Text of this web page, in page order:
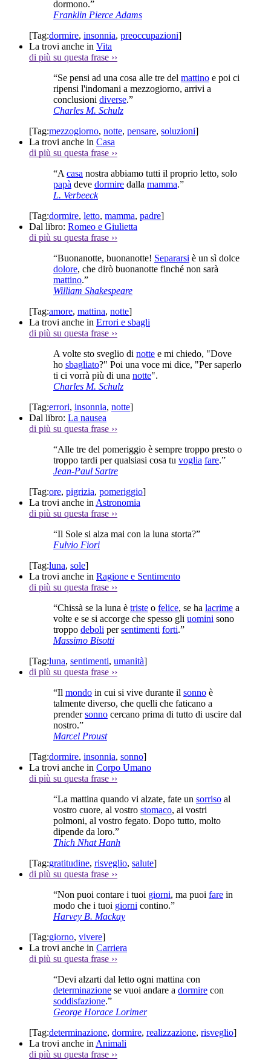
dormono.”
Franklin Pierce Adams
[Tag:dormire, insonnia, preoccupazioni]
La trovi anche in Vita
di più su questa frase ››
“Se pensi ad una cosa alle tre del mattino e poi ci
ripensi l'indomani a mezzogiorno, arrivi a
conclusioni diverse.”
Charles M. Schulz
[Tag:mezzogiorno, notte, pensare, soluzioni]
La trovi anche in Casa
di più su questa frase ››
“A casa nostra abbiamo tutti il proprio letto, solo
papà deve dormire dalla mamma.”
L. Verbeeck
[Tag:dormire, letto, mamma, padre]
Dal libro: Romeo e Giulietta
di più su questa frase ››
“Buonanotte, buonanotte! Separarsi è un sì dolce
dolore, che dirò buonanotte finché non sarà
mattino.”
William Shakespeare
[Tag:amore, mattina, notte]
La trovi anche in Errori e sbagli
di più su questa frase ››
A volte sto sveglio di notte e mi chiedo, "Dove
ho sbagliato?" Poi una voce mi dice, "Per saperlo
ti ci vorrà più di una notte".
Charles M. Schulz
[Tag:errori, insonnia, notte]
Dal libro: La nausea
di più su questa frase ››
“Alle tre del pomeriggio è sempre troppo presto o
troppo tardi per qualsiasi cosa tu voglia fare.”
Jean-Paul Sartre
[Tag:ore, pigrizia, pomeriggio]
La trovi anche in Astronomia
di più su questa frase ››
“Il Sole si alza mai con la luna storta?”
Fulvio Fiori
[Tag:luna, sole]
La trovi anche in Ragione e Sentimento
di più su questa frase ››
“Chissà se la luna è triste o felice, se ha lacrime a
volte e se si accorge che spesso gli uomini sono
troppo deboli persentimenti forti.”
Massimo Bisotti
[Tag:luna, sentimenti, umanità]
di più su questa frase ››
“Il mondo in cui si vive durante il sonno è
talmente diverso, che quelli che faticano a
prendersonno cercano prima di tutto di uscire dal
nostro.”
Marcel Proust
[Tag:dormire, insonnia, sonno]
La trovi anche in Corpo Umano
di più su questa frase ››
“La mattina quando vi alzate, fate un sorriso al
vostro cuore, al vostro stomaco, ai vostri
polmoni, al vostro fegato. Dopo tutto, molto
dipende da loro.”
Thich Nhat Hanh
[Tag:gratitudine, risveglio, salute]
di più su questa frase ››
“Non puoi contare i tuoi giorni, ma puoi fare in
modo che i tuoi giorni contino.”
Harvey B. Mackay
[Tag:giorno, vivere]
La trovi anche in Carriera
di più su questa frase ››
“Devi alzarti dal letto ogni mattina con
determinazione se vuoi andare a dormire con
soddisfazione.”
George Horace Lorimer
[Tag:determinazione, dormire, realizzazione, risveglio]
La trovi anche in Animali
di più su questa frase ››